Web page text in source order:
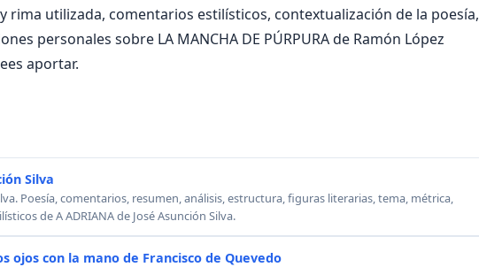
y rima utilizada, comentarios estilísticos, contextualización de la poesía,
personales sobre LA MANCHA DE PÚRPURA de Ramón López
aportar.
Silva
Poesía, comentarios, resumen, análisis, estructura, figuras literarias, tema, métrica,
de A ADRIANA de José Asunción Silva.
ojos con la mano de Francisco de Quevedo